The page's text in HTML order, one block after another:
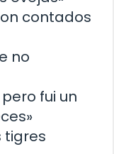
contados
no
fui un
tigres